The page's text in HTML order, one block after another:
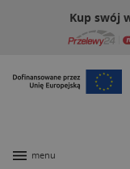
Kup swój
menu